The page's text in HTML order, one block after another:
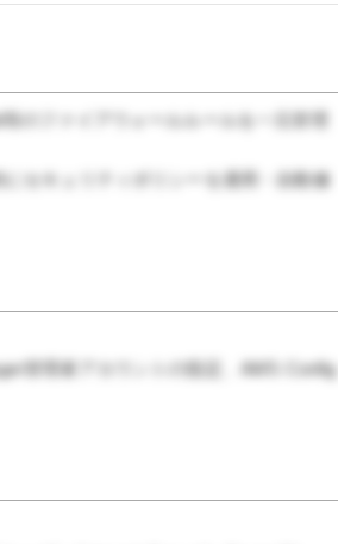
のファイアウォールルールを一元管理
セキュリティポリシーを適用・自動修
管理者アカウントの指定、AWS Config